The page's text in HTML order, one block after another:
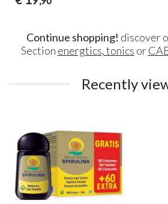
Continue shopping! discover
Section energtics, tonics or
Recently